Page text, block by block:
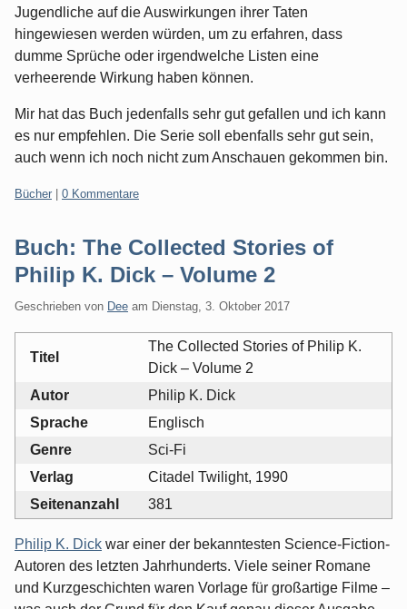
Jugendliche auf die Auswirkungen ihrer Taten
hingewiesen werden würden, um zu erfahren, dass
dumme Sprüche oder irgendwelche Listen eine
verheerende Wirkung haben können.
Mir hat das Buch jedenfalls sehr gut gefallen und ich kann
es nur empfehlen. Die Serie soll ebenfalls sehr gut sein,
auch wenn ich noch nicht zum Anschauen gekommen bin.
Kategorien:
Bücher 0 Kommentare
Buch: The Collected Stories of
Philip K. Dick – Volume 2
Geschrieben von Dee am Dienstag, 3. Oktober 2017
Titel
The Collected Stories of Philip K.
Dick – Volume 2
Autor
Philip K. Dick
Sprache
Englisch
Genre
Sci-Fi
Verlag
Citadel Twilight, 1990
Seitenanzahl
381
Philip K. Dick war einer der bekanntesten Science-Fiction-
Autoren des letzten Jahrhunderts. Viele seiner Romane
und Kurzgeschichten waren Vorlage für großartige Filme –